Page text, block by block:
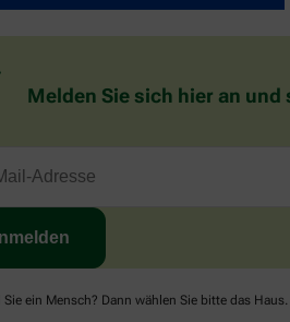
Melden Sie sich hier an
Sie ein Mensch? Dann wählen Sie bitte das Haus